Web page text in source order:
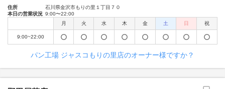
住所
石川県金沢市もりの里１丁目７０
本日の営業状況 9:00〜22:00
月
火 水 木 金 土 日 祝
9:00~22:00
パン工場 ジャスコもりの里店のオーナー様ですか？